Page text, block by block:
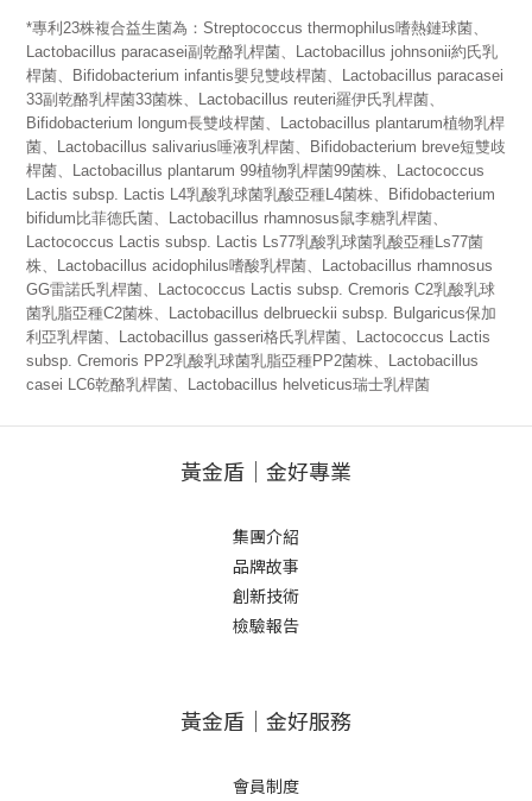
*專利23株複合益生菌為： Streptococcus thermophilus嗜熱鏈球菌、
Lactobacillus paracasei副乾酪乳桿菌、Lactobacillus johnsonii約氏乳
桿菌、Bifidobacterium infantis嬰兒雙歧桿菌、Lactobacillus paracasei
33副乾酪乳桿菌33菌株、Lactobacillus reuteri羅伊氏乳桿菌、
Bifidobacterium longum長雙歧桿菌、Lactobacillus plantarum植物乳桿
菌、Lactobacillus salivarius唾液乳桿菌、Bifidobacterium breve短雙歧
桿菌、Lactobacillus plantarum 99植物乳桿菌99菌株、Lactococcus
Lactis subsp. Lactis L4乳酸乳球菌乳酸亞種L4菌株、Bifidobacterium
bifidum比菲德氏菌、Lactobacillus rhamnosus鼠李糖乳桿菌、
Lactococcus Lactis subsp. Lactis Ls77乳酸乳球菌乳酸亞種Ls77菌
株、Lactobacillus acidophilus嗜酸乳桿菌、Lactobacillus rhamnosus
GG雷諾氏乳桿菌、Lactococcus Lactis subsp. Cremoris C2乳酸乳球
菌乳脂亞種C2菌株、Lactobacillus delbrueckii subsp. Bulgaricus保加
利亞乳桿菌、Lactobacillus gasseri格氏乳桿菌、Lactococcus Lactis
subsp. Cremoris PP2乳酸乳球菌乳脂亞種PP2菌株、Lactobacillus
casei LC6乾酪乳桿菌、Lactobacillus helveticus瑞士乳桿菌
黃金盾｜金好專業
集團介紹
品牌故事
創新技術
檢驗報告
黃金盾｜金好服務
會員制度